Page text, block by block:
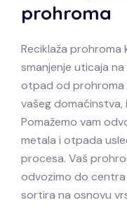
prohroma
Reciklaža prohroma
smanjenje uticaja
otpad od prohroma
vašeg
Pomažemo vam
metala i otpada
procesa. Vaš
odvozimo do centra
sortira na osnovu